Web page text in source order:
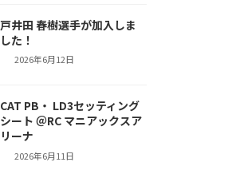
戸井田 春樹選手が加入しま
した！
2026年6月12日
CAT PB・ LD3セッティング
シート ＠RC マニアックスア
リーナ
2026年6月11日